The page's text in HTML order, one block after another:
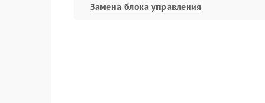
Замена блока управления